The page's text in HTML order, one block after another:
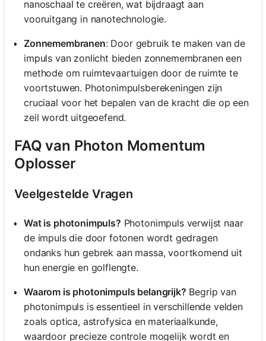
nanoschaal te creëren, wat bijdraagt aan
vooruitgang in nanotechnologie.
Zonnemembranen: Door gebruik te maken van de
impuls van zonlicht bieden zonnemembranen een
methode om ruimtevaartuigen door de ruimte te
voortstuwen. Photonimpulsberekeningen zijn
cruciaal voor het bepalen van de kracht die op een
zeil wordt uitgeoefend.
FAQ van Photon Momentum
Oplosser
Veelgestelde Vragen
Wat is photonimpuls? Photonimpuls verwijst naar
de impuls die door fotonen wordt gedragen
ondanks hun gebrek aan massa, voortkomend uit
hun energie en golflengte.
Waarom is photonimpuls belangrijk? Begrip van
photonimpuls is essentieel in verschillende velden
zoals optica, astrofysica en materiaalkunde,
waardoor precieze controle mogelijk wordt en